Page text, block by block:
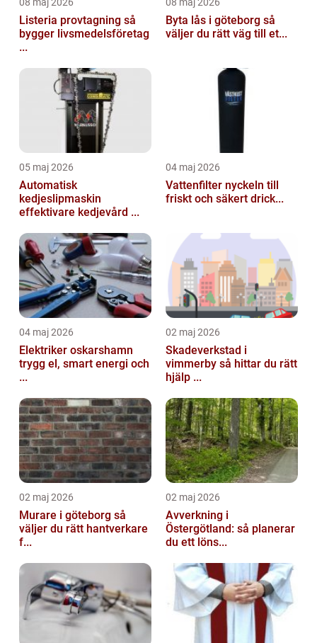
Listeria provtagning så
bygger livsmedelsföretag
...
Byta lås i göteborg så
väljer du rätt väg till et...
05 maj 2026
Automatisk
kedjeslipmaskin
effektivare kedjevård ...
04 maj 2026
Vattenfilter nyckeln till
friskt och säkert drick...
04 maj 2026
Elektriker oskarshamn
trygg el, smart energi och
...
02 maj 2026
Skadeverkstad i
vimmerby så hittar du rätt
hjälp ...
02 maj 2026
Murare i göteborg så
väljer du rätt hantverkare
f...
02 maj 2026
Avverkning i
Östergötland: så planerar
du ett löns...